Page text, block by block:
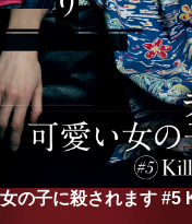
の子に殺されます #5